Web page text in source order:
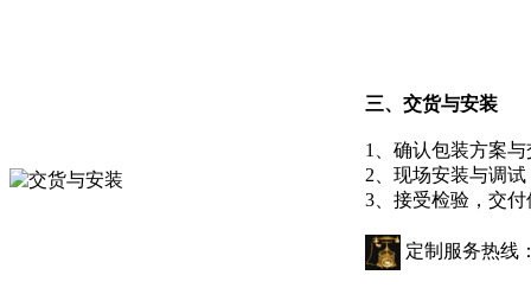
三、交货与安装
1、确认包装方案
2、现场安装与调试
3、接受检验，交付
定制服务热线